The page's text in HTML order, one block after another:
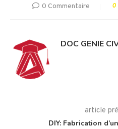
0 Commentaire 0
DOC GENIE
article
DIY: Fabrication